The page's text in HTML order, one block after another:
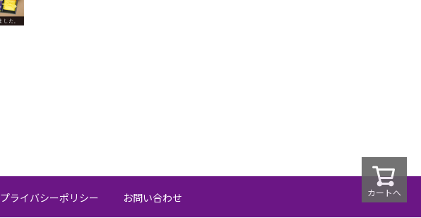
カートへ
プライバシーポリシー お問い合わせ